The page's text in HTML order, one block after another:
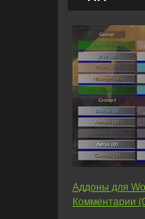
Аддоны для
Комментарии